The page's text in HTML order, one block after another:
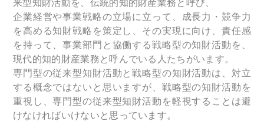
来型知財活動を、伝統的知的財産業務と呼び、
企業経営や事業戦略の立場に立って、成長力・競争力
を高める知財戦略を策定し、その実現に向け、責任感
を持って、事業部門と協働する戦略型の知財活動を、
現代的知的財産業務と呼んでいる人たちがいます。
専門型の従来型知財活動と戦略型の知財活動は、対立
する概念ではないと思いますが、戦略型の知財活動を
重視し、専門型の従来型知財活動を軽視することは避
けなければいけないと思っています。